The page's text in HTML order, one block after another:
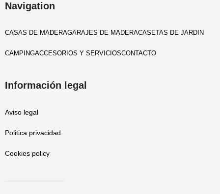
Navigation
CASAS DE MADERAGARAJES DE MADERACASETAS DE JARDIN
CAMPINGACCESORIOS Y SERVICIOSCONTACTO
Información legal
Aviso legal
Politica privacidad
Cookies policy